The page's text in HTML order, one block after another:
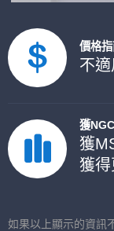
價格
不適
獲
獲
獲
如果以上顯示的資訊